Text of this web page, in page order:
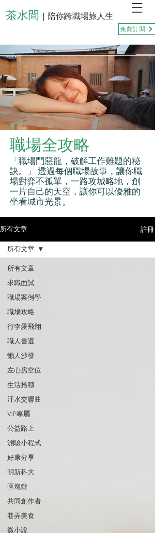
茶水間 ｜陪你跨職場旅人生
免費訂閱
職場全攻略
「職場鬥惡龍，破解工作難題的秘
訣。」 透過每個職場故事，讓你職
場對弈不孤單，一路攻城略地，創
一片自己的天空，讓你可以優雅的
坐看城市光景。
所有文章 註冊
所有文章
求職面試
職場案例學
職場攻略
行李愛飛翔
職人書選
懶人沙發
左心房空位
生活拾穗
汗水交響曲
VIP專屬
公益路上
測驗小程式
好康分享
明新科大
區塊鏈
共同創作者
巷弄美食
微小說
所有文章